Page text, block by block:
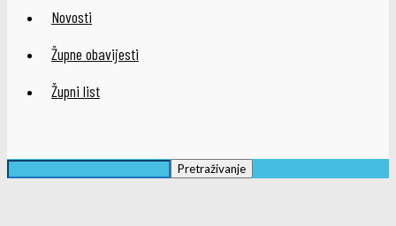
Novosti
Župne obavijesti
Župni list